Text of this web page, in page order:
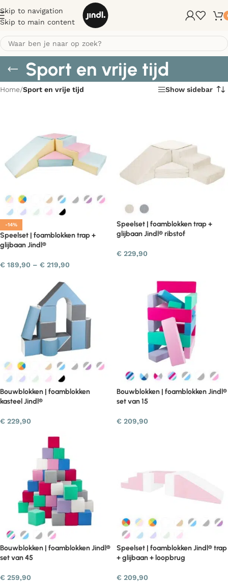
Skip to navigation
Skip to main content
Sport en vrije tijd
Home/Sport en vrije tijd Show sidebar
-14%
Speelset | foamblokken trap +
glijbaan Jindl®
€ 189,90 – € 219,90
Speelset | foamblokken trap +
glijbaan Jindl® ribstof
€ 229,90
Bouwblokken | foamblokken
kasteel Jindl®
€ 229,90
Bouwblokken | foamblokken Jindl®
set van 15
€ 209,90
Bouwblokken | foamblokken Jindl®
set van 45
€ 259,90
Speelset | foamblokken Jindl® trap
+ glijbaan + loopbrug
€ 209,90